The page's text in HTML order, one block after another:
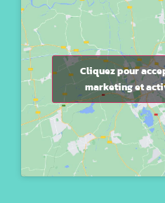
Cliquez pour
marketing et